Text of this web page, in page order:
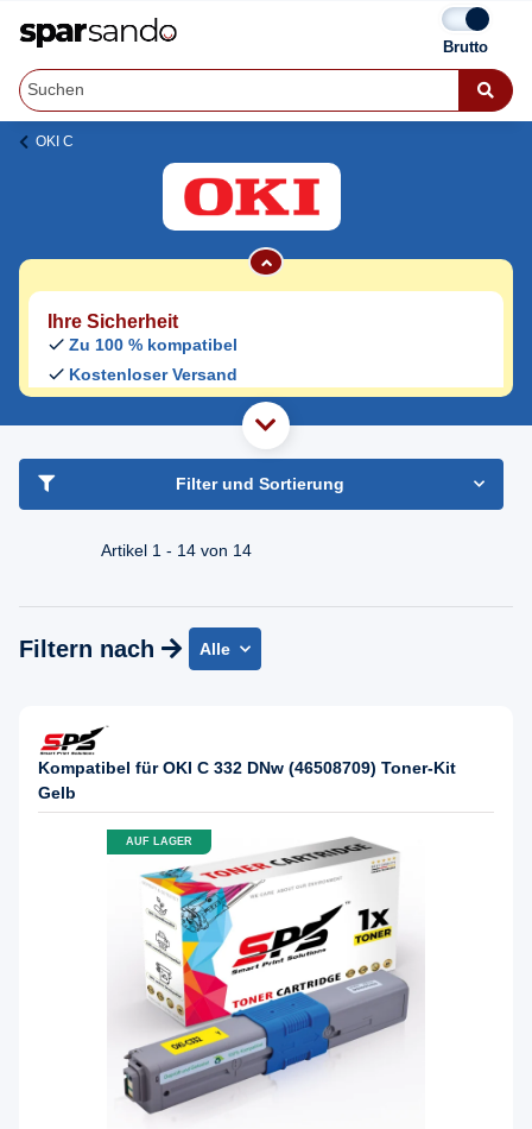
OKI C
OKI C 332 DNw Toner
Jetzt originale & kompatible OKI C 332 DNw
günstig bei Sparsando kaufen.
Den Druckerhersteller und das Druckermodell auf Sparsando.de
auswählen und unkompliziert von zu Hause aus bestellen und
Ihre Sicherheit
Zu 100 % kompatibel
Kostenloser Versand
Geld-zurück-Garantie
Freundlicher Support & Beratung
+49 30 2354 3969
Filter und Sortierung
Artikel 1 - 14 von 14
Filtern nach Alle
Kompatibel für OKI C 332 DNw (46508709) Toner-Kit
Gelb
AUF LAGER